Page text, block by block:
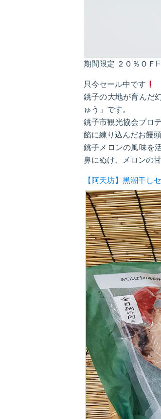
期間限定 ２０％ＯＦF
只今セール中です
銚子の大地が育んだ
ゅう」です。
銚子市観光協会プロ
餡に練り込んだお饅
銚子メロンの風味を
鼻にぬけ、メロンの
【阿天坊】黒潮干し